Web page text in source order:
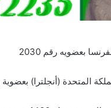
بعضويه رقم 2030
المتحدة (أنجلترا) بعضوية رقم